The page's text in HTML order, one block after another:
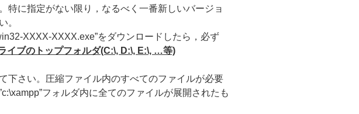
特に指定がない限り，なるべく一番新しいバージョ
。
XXXX-XXXX.exe”をダウンロードしたら，必ず
イブのトップフォルダ(C:\, D:\, E:\, …等)
下さい。圧縮ファイル内のすべてのファイルが必要
フォルダ内に全てのファイルが展開されたも